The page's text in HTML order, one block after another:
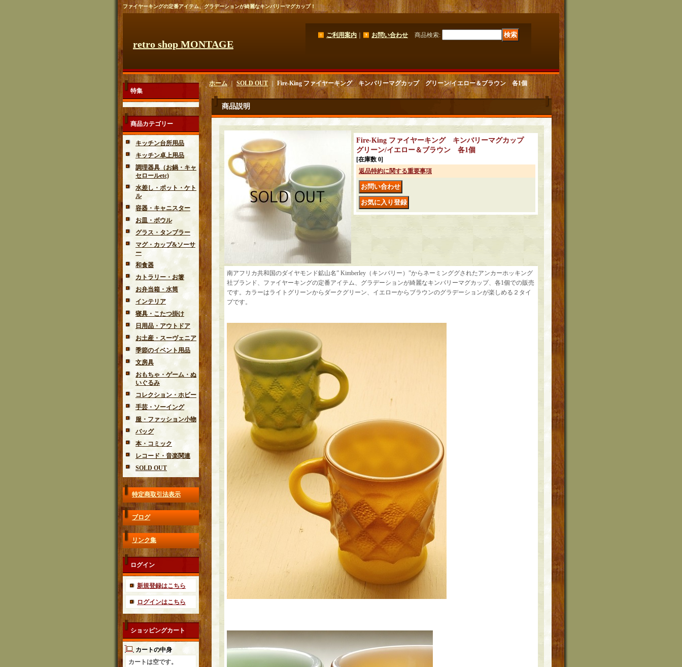
ファイヤーキングの定番アイテム、グラデーションが綺麗なキンバリーマグカップ！
retro shop MONTAGE
ご利用案内 お問い合わせ 商品検索:
特集
商品カテゴリー
キッチン台所用品
キッチン卓上用品
調理器具（お鍋・キャ
セロールetc)
水差し・ポット・ケト
ル
容器・キャニスター
お皿・ボウル
グラス・タンブラー
マグ・カップ&ソーサ
ー
和食器
カトラリー・お箸
お弁当箱・水筒
インテリア
寝具・こたつ掛け
日用品・アウトドア
お土産・スーヴェニア
季節のイベント用品
文房具
おもちゃ・ゲーム・ぬ
いぐるみ
コレクション・ホビー
手芸・ソーイング
服・ファッション小物
バッグ
本・コミック
レコード・音楽関連
SOLD OUT
特定商取引法表示
ブログ
リンク集
ログイン
新規登録はこちら
ログインはこちら
ショッピングカート
カートの中身
カートは空です。
ホーム｜ SOLD OUT｜ Fire-King ファイヤーキング キンバリーマグカップ グリーン/イエロー＆ブラウン 各1個
商品説明
Fire-King ファイヤーキング キンバリーマグカップ
グリーン/イエロー＆ブラウン 各1個
[在庫数 0]
返品特約に関する重要事項
南アフリカ共和国のダイヤモンド鉱山名” Kimberley（キンバリー）”からネーミンググされたアンカーホッキング
社ブランド、ファイヤーキングの定番アイテム、グラデーションが綺麗なキンバリーマグカップ、各1個での販売
です。カラーはライトグリーンからダークグリーン、イエローからブラウンのグラデーションが楽しめる２タイ
プです。